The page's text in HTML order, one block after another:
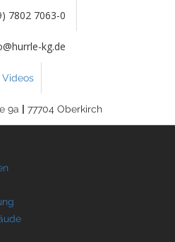
7802 7063-0
kg.de
Videos
9a | 77704 Oberkirch